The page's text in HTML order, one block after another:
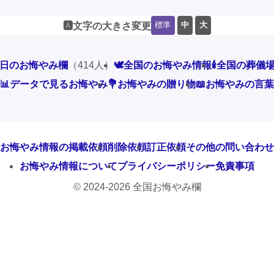
🅰️文字の大きさ変更 標準 中 大
のお悔やみ欄 （414人） 🕊️全国のお悔やみ情報🕯️全国の葬儀
📊データで見るお悔やみ💐お悔やみの贈り物📖お悔やみの言葉
お悔やみ情報の掲載依頼削除依頼訂正依頼その他の問い合わせ
お悔やみ情報についてプライバシーポリシー免責事項
© 2024-2026 全国お悔やみ欄